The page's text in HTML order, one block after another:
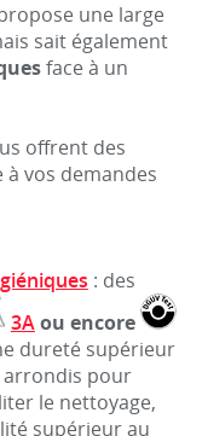
une large
sait également
face à un
offrent des
vos demandes
: des
3Aou encore
dureté supérieur
arrondis pour
le nettoyage,
supérieur au